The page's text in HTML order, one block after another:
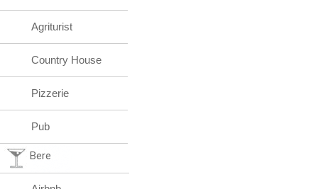
Agriturist
Country House
Pizzerie
Pub
Bere